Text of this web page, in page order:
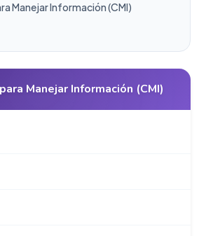
Manejar Información (CMI)
Manejar Información (CMI)